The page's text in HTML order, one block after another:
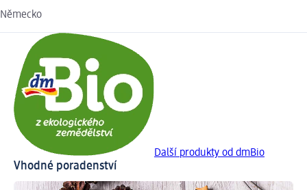
Německo
Další produkty od dmBio
Vhodné poradenství